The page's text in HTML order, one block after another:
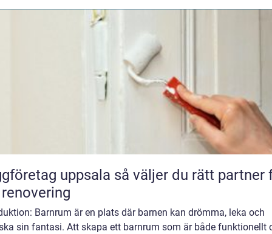
uppsala så väljer du rätt partner för
Barnrum är en plats där barnen kan drömma, leka och
sin fantasi. Att skapa ett barnrum som är både funktionellt